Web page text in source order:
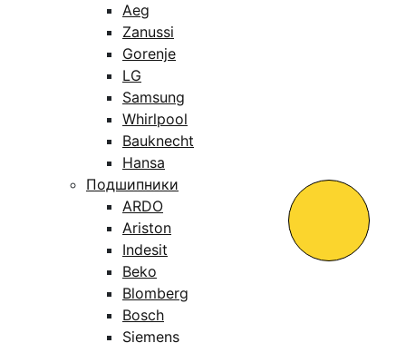
Aeg
Zanussi
Gorenje
LG
Samsung
Whirlpool
Bauknecht
Hansa
Подшипники
ARDO
Ariston
Indesit
Beko
Blomberg
Bosch
Siemens